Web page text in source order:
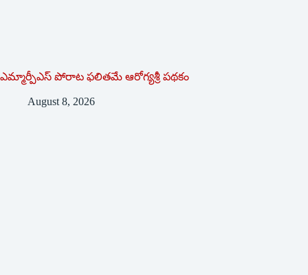
ఎమ్మార్పీఎస్ పోరాట ఫలితమే ఆరోగ్యశ్రీ పథకం
August 8, 2026